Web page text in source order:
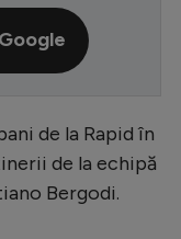
de la Rapid în
de la echipă
Bergodi.